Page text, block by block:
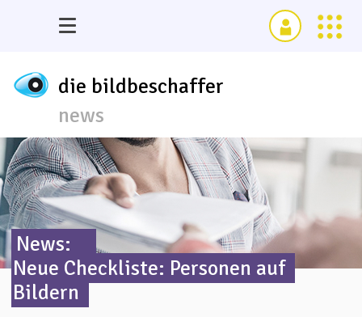
die bildbeschaffer
news
News:
Neue Checkliste: Personen auf
Bildern